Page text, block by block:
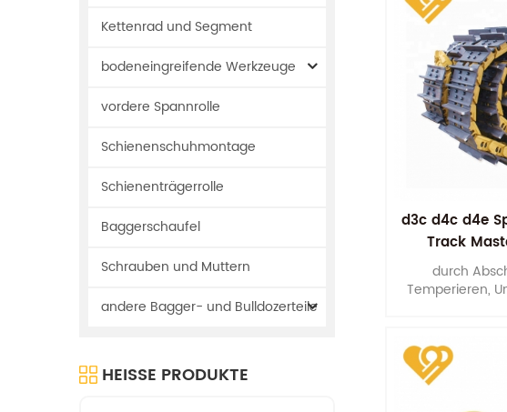
Kettenrad und Segment
bodeneingreifende Werkzeuge
vordere Spannrolle
Schienenschuhmontage
Schienenträgerrolle
Baggerschaufel
Schrauben und Muttern
andere Bagger- und Bulldozerteile
HEISSE PRODUKTE
d3c d4c d4e
Track
durch
Temperieren,